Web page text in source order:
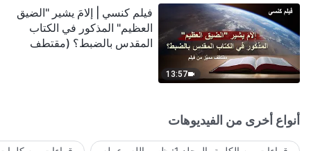
13:57
فيلم كنسي | إلامَ يشير "الضيق
العظيم" المذكور في الكتاب
المقدس بالضبط؟ (مقتطف
أنواع أخرى من الفيديوهات